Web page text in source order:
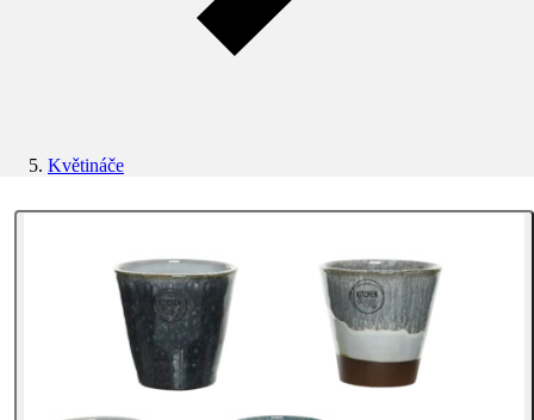
Květináče